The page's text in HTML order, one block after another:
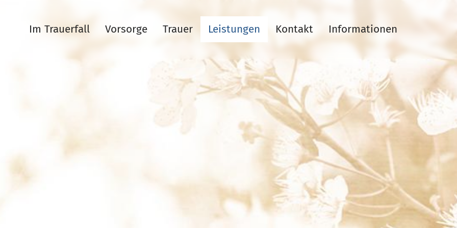
Im Trauerfall Vorsorge Trauer Leistungen Kontakt Informationen